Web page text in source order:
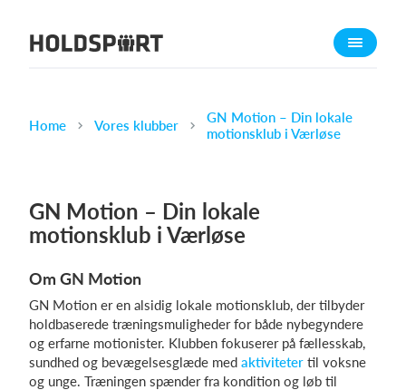
Om Holdsport
Karriere
Funktioner
Kalender
Webshop
Billetsystem
Home Vores klubber
GN Motion – Din lokale
motionsklub i Værløse
GN Motion – Din lokale
motionsklub i Værløse
Om GN Motion
GN Motion er en alsidig lokale motionsklub, der tilbyder
holdbaserede træningsmuligheder for både nybegyndere
og erfarne motionister. Klubben fokuserer på fællesskab,
sundhed og bevægelsesglæde med aktiviteter til voksne
og unge. Træningen spænder fra kondition og løb til